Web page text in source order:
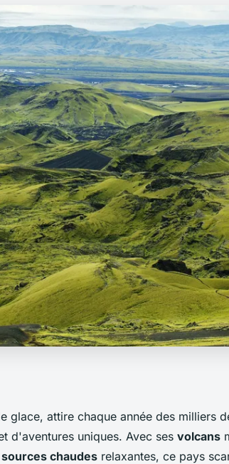
glace, attire chaque année des milliers
d'aventures uniques. Avec ses volcans
sources chaudes relaxantes, ce pays